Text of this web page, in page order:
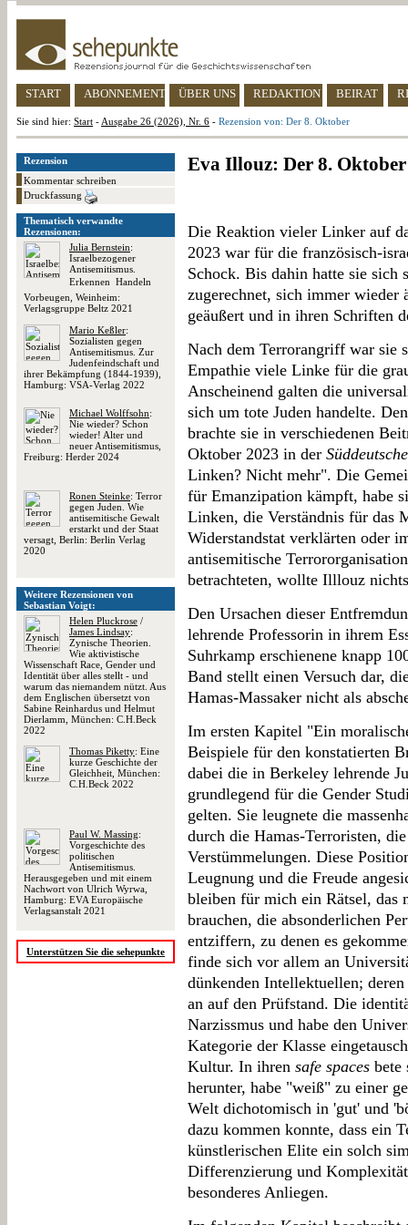
START ABONNEMENT ÜBER UNS REDAKTION BEIRAT
Sie sind hier: Start - Ausgabe 26 (2026), Nr. 6 - Rezension von: Der 8. Oktober
Rezension
Kommentar schreiben
Druckfassung
Thematisch verwandte
Rezensionen:
Julia Bernstein:
Israelbezogener
Antisemitismus.
Erkennen  Handeln 
Vorbeugen, Weinheim:
Verlagsgruppe Beltz 2021
Mario Keßler:
Sozialisten gegen
Antisemitismus. Zur
Judenfeindschaft und
ihrer Bekämpfung (1844-1939),
Hamburg: VSA-Verlag 2022
Michael Wolffsohn:
Nie wieder? Schon
wieder! Alter und
neuer Antisemitismus,
Freiburg: Herder 2024
Ronen Steinke: Terror
gegen Juden. Wie
antisemitische Gewalt
erstarkt und der Staat
versagt, Berlin: Berlin Verlag
2020
Weitere Rezensionen von
Sebastian Voigt:
Helen Pluckrose /
James Lindsay:
Zynische Theorien.
Wie aktivistische
Wissenschaft Race, Gender und
Identität über alles stellt - und
warum das niemandem nützt. Aus
dem Englischen übersetzt von
Sabine Reinhardus und Helmut
Dierlamm, München: C.H.Beck
2022
Thomas Piketty: Eine
kurze Geschichte der
Gleichheit, München:
C.H.Beck 2022
Paul W. Massing:
Vorgeschichte des
politischen
Antisemitismus.
Herausgegeben und mit einem
Nachwort von Ulrich Wyrwa,
Hamburg: EVA Europäische
Verlagsanstalt 2021
Unterstützen Sie die sehepunkte
Eva Illouz: Der 8. Oktober
Die Reaktion vieler Linker auf
2023 war für die französisch-
Schock. Bis dahin hatte sie sich
zugerechnet, sich immer
geäußert und in ihren Schriften
Nach dem Terrorangriff war sie
Empathie viele Linke für die
Anscheinend galten die
sich um tote Juden handelte.
brachte sie in verschiedenen
Oktober 2023 in der
Linken? Nicht mehr". Die
für Emanzipation kämpft, habe
Linken, die Verständnis für das
Widerstandstat verklärten oder
antisemitische
betrachteten, wollte Illlouz
Den Ursachen dieser
lehrende Professorin in ihrem
Suhrkamp erschienene knapp
Band stellt einen Versuch dar,
Hamas-Massaker nicht als
Im ersten Kapitel "Ein
Beispiele für den konstatierten
dabei die in Berkeley lehrende
grundlegend für die Gender
gelten. Sie leugnete die
durch die Hamas-Terroristen,
Verstümmelungen. Diese
Leugnung und die Freude
bleiben für mich ein Rätsel,
brauchen, die absonderlichen
entziffern, zu denen es
finde sich vor allem an
dünkenden Intellektuellen;
an auf den Prüfstand. Die
Narzissmus und habe den
Kategorie der Klasse
Kultur. In ihren safe spaces bete
herunter, habe "weiß" zu einer
Welt dichotomisch in 'gut' und
dazu kommen konnte, dass ein
künstlerischen Elite ein solch
Differenzierung und
besonderes Anliegen.